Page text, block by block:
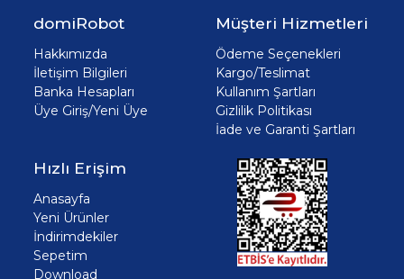
domiRobot
Hakkımızda
İletişim Bilgileri
Banka Hesapları
Üye Giriş/Yeni Üye
Müşteri Hizmetleri
Ödeme Seçenekleri
Kargo/Teslimat
Kullanım Şartları
Gizlilik Politikası
İade ve Garanti Şartları
Hızlı Erişim
Anasayfa
Yeni Ürünler
İndirimdekiler
Sepetim
Download